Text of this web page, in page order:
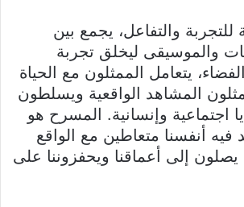
والتفاعل، يجمع بين
والموسيقى ليخلق تجربة
يتعامل الممثلون مع الحياة
المشاهد الواقعية ويسلطون
اجتماعية وإنسانية. المسرح هو
فيه أنفسنا متعاطين مع الواقع
يصلون إلى أعماقنا ويحفزوننا على